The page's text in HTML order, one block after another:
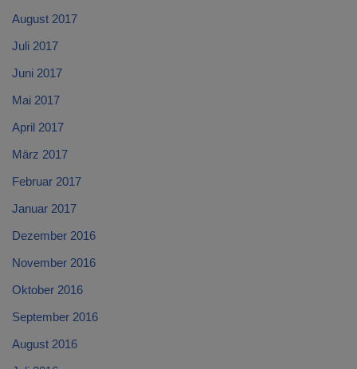
August 2017
Juli 2017
Juni 2017
Mai 2017
April 2017
März 2017
Februar 2017
Januar 2017
Dezember 2016
November 2016
Oktober 2016
September 2016
August 2016